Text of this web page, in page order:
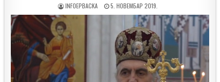
AUTHOR:
INFOEPBACKA
PUBLISHED
DATE:
5. НОВЕМБАР 2019.